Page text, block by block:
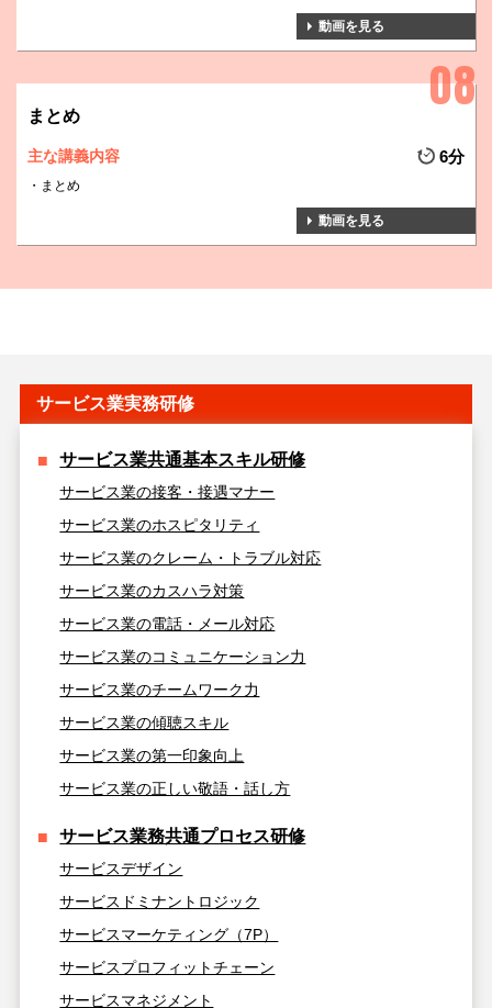
動画を見る
まとめ
主な講義内容 6分
まとめ
動画を見る
サービス業実務研修
サービス業共通基本スキル研修
サービス業の接客・接遇マナー
サービス業のホスピタリティ
サービス業のクレーム・トラブル対応
サービス業のカスハラ対策
サービス業の電話・メール対応
サービス業のコミュニケーション力
サービス業のチームワーク力
サービス業の傾聴スキル
サービス業の第一印象向上
サービス業の正しい敬語・話し方
サービス業務共通プロセス研修
サービスデザイン
サービスドミナントロジック
サービスマーケティング（7P）
サービスプロフィットチェーン
サービスマネジメント